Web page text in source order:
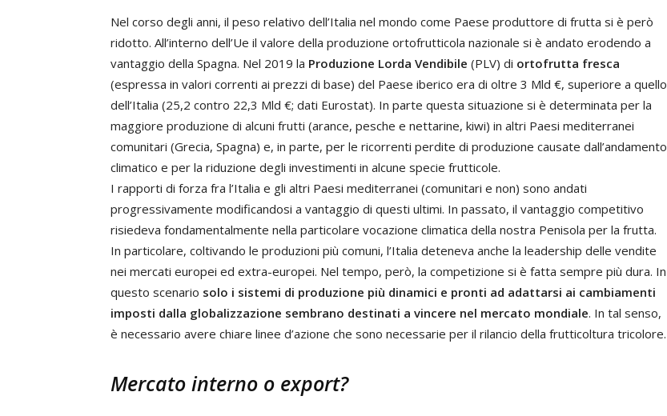
Nel corso degli anni, il peso relativo dell’Italia nel mondo come Paese produttore di frutta si è però
ridotto. All’interno dell’Ue il valore della produzione ortofrutticola nazionale si è andato erodendo a
vantaggio della Spagna. Nel 2019 la Produzione Lorda Vendibile (PLV) di ortofrutta fresca
(espressa in valori correnti ai prezzi di base) del Paese iberico era di oltre 3 Mld €, superiore a quello
dell’Italia (25,2 contro 22,3 Mld €; dati Eurostat). In parte questa situazione si è determinata per la
maggiore produzione di alcuni frutti (arance, pesche e nettarine, kiwi) in altri Paesi mediterranei
comunitari (Grecia, Spagna) e, in parte, per le ricorrenti perdite di produzione causate dall’andamento
climatico e per la riduzione degli investimenti in alcune specie frutticole.
I rapporti di forza fra l’Italia e gli altri Paesi mediterranei (comunitari e non) sono andati
progressivamente modificandosi a vantaggio di questi ultimi. In passato, il vantaggio competitivo
risiedeva fondamentalmente nella particolare vocazione climatica della nostra Penisola per la frutta.
In particolare, coltivando le produzioni più comuni, l’Italia deteneva anche la leadership delle vendite
nei mercati europei ed extra-europei. Nel tempo, però, la competizione si è fatta sempre più dura. In
questo scenario solo i sistemi di produzione più dinamici e pronti ad adattarsi ai cambiamenti
imposti dalla globalizzazione sembrano destinati a vincere nel mercato mondiale. In tal senso,
è necessario avere chiare linee d’azione che sono necessarie per il rilancio della frutticoltura tricolore.
Mercato interno o export?